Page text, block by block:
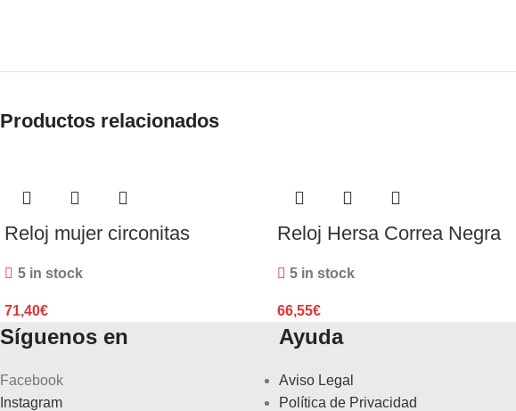
Productos relacionados
Reloj mujer circonitas
5 in stock
71,40€
Reloj Hersa Correa Negra
5 in stock
66,55€
Síguenos en
Facebook
Instagram
Ayuda
Aviso Legal
Política de Privacidad